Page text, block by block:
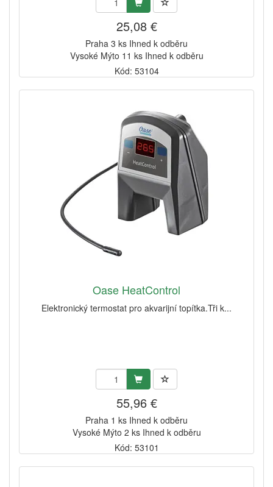
25,08 €
Praha 3 ks Ihned k odběru
Vysoké Mýto 11 ks Ihned k odběru
Kód: 53104
Oase HeatControl
Elektronický termostat pro akvarijní topítka.Tři k...
55,96 €
Praha 1 ks Ihned k odběru
Vysoké Mýto 2 ks Ihned k odběru
Kód: 53101